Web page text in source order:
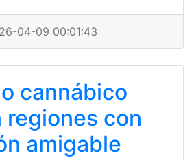
04-09 00:01:43
cannábico
regiones con
amigable